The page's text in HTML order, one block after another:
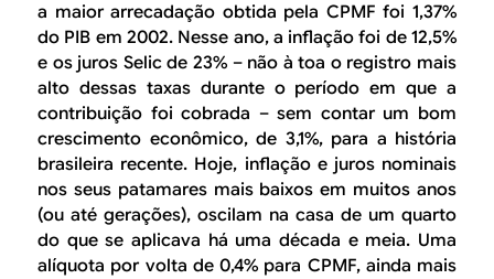
a maior arrecadação obtida pela CPMF foi 1,37%
do PIB em 2002. Nesse ano, a inflação foi de 12,5%
e os juros Selic de 23% – não à toa o registro mais
alto dessas taxas durante o período em que a
contribuição foi cobrada – sem contar um bom
crescimento econômico, de 3,1%, para a história
brasileira recente. Hoje, inflação e juros nominais
nos seus patamares mais baixos em muitos anos
(ou até gerações), oscilam na casa de um quarto
do que se aplicava há uma década e meia. Uma
alíquota por volta de 0,4% para CPMF, ainda mais